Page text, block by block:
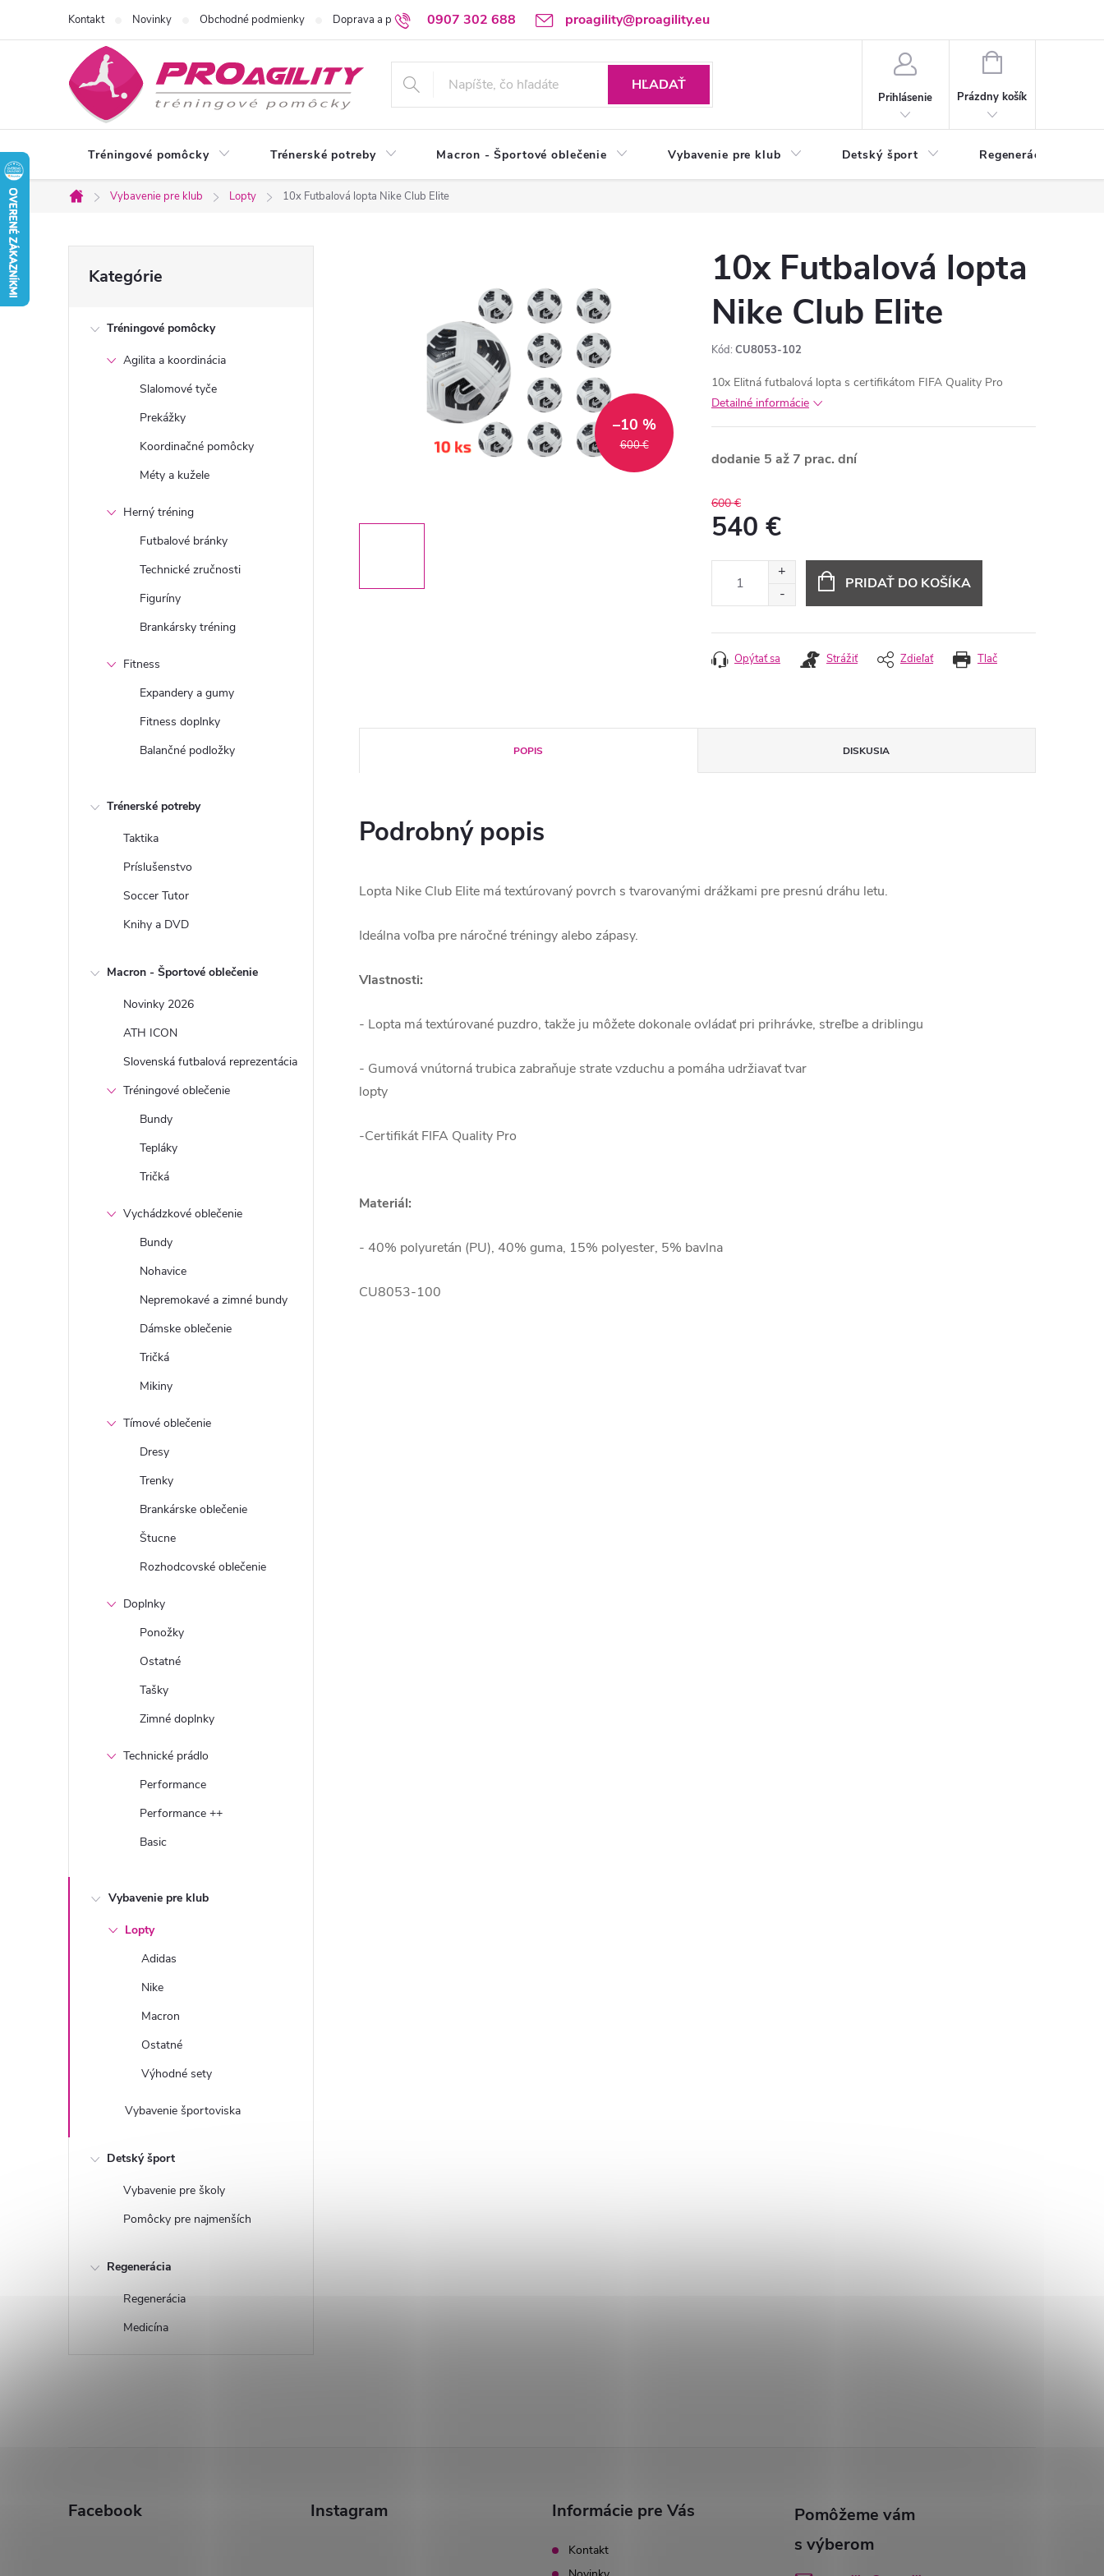
0907 302 688 proagility@proagility.eu
Kontakt Novinky Obchodné podmienky Doprava a platba Ochrana osobných údajov / GDPR Výdajné miesto
HĽADAŤ
Prihlásenie
NÁKUPNÝ
Prázdny košík
Tréningové pomôcky Trénerské potreby Macron - Športové oblečenie Vybavenie pre klub Detský šport Regenerácia
Domov
Vybavenie pre klub Lopty 10x Futbalová lopta Nike Club Elite
kategórie
Kategórie
Tréningové pomôcky
Agilita a koordinácia
Slalomové tyče
Prekážky
Koordinačné pomôcky
Méty a kužele
Herný tréning
Futbalové bránky
Technické zručnosti
Figuríny
Brankársky tréning
Fitness
Expandery a gumy
Fitness doplnky
Balančné podložky
Trénerské potreby
Taktika
Príslušenstvo
Soccer Tutor
Knihy a DVD
Macron - Športové oblečenie
Novinky 2026
ATH ICON
Slovenská futbalová reprezentácia
Tréningové oblečenie
Bundy
Tepláky
Tričká
Vychádzkové oblečenie
Bundy
Nohavice
Nepremokavé a zimné bundy
Dámske oblečenie
Tričká
Mikiny
Tímové oblečenie
Dresy
Trenky
Brankárske oblečenie
Štucne
Rozhodcovské oblečenie
Doplnky
Ponožky
Ostatné
Tašky
Zimné doplnky
Technické prádlo
Performance
Performance ++
Basic
Vybavenie pre klub
Lopty
Adidas
Nike
Macron
Ostatné
Výhodné sety
Vybavenie športoviska
Detský šport
Vybavenie pre školy
Pomôcky pre najmenších
Regenerácia
Regenerácia
Medicína
600 €
–10 %
10x Futbalová lopta
Nike Club Elite
Kód: CU8053-102
10x Elitná futbalová lopta s certifikátom FIFA Quality Pro
Detailné informácie
dodanie 5 až 7 prac. dní
600 €
540 €
PRIDAŤ DO KOŠÍKA
Tlač
Opýtať sa Strážiť Zdieľať
POPIS DISKUSIA
Podrobný popis
Lopta Nike Club Elite má textúrovaný povrch s tvarovanými drážkami pre presnú dráhu letu.
Ideálna voľba pre náročné tréningy alebo zápasy.
Vlastnosti:
- Lopta má textúrované puzdro, takže ju môžete dokonale ovládať pri prihrávke, streľbe a driblingu
- Gumová vnútorná trubica zabraňuje strate vzduchu a pomáha udržiavať tvar
lopty
-Certifikát FIFA Quality Pro
Materiál:
- 40% polyuretán (PU), 40% guma, 15% polyester, 5% bavlna
CU8053-100
Facebook Instagram Informácie pre Vás
Kontakt